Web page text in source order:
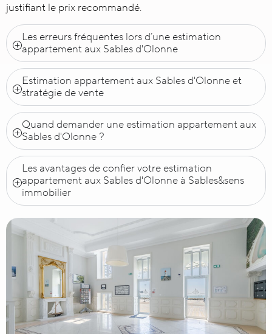
justifiant le prix recommandé.
Les erreurs fréquentes lors d’une estimation
appartement aux Sables d'Olonne
Estimation appartement aux Sables d'Olonne et
stratégie de vente
Quand demander une estimation appartement aux
Sables d'Olonne ?
Les avantages de confier votre estimation
appartement aux Sables d'Olonne à Sables&sens
immobilier